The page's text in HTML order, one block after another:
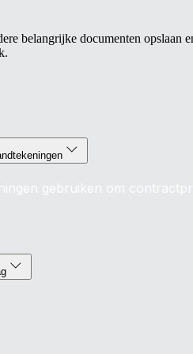
belangrijke documenten opslaan
gebruiken om